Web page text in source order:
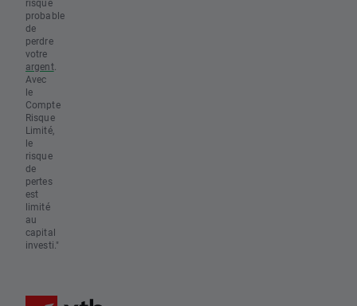
probable
de
perdre
votre
argent.
Avec
le
Compte
Risque
Limité,
le
risque
de
pertes
est
limité
au
capital
investi."